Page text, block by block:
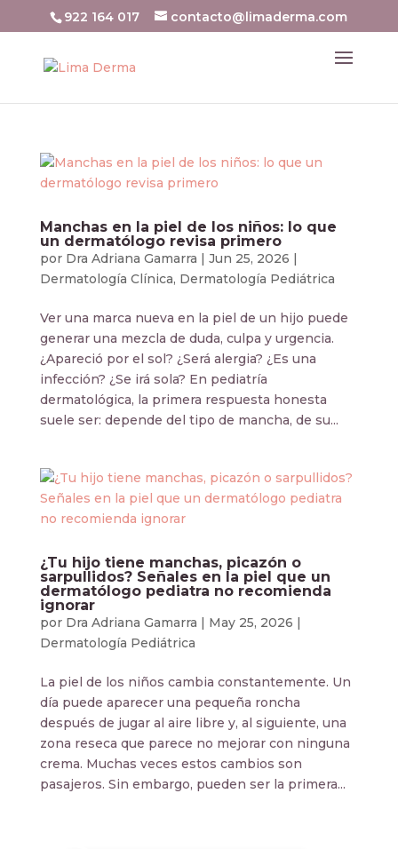
922 164 017 contacto@limaderma.com
Manchas en la piel de los niños: lo que
un dermatólogo revisa primero
por Dra Adriana Gamarra | Jun 25, 2026 |
Dermatología Clínica, Dermatología Pediátrica
Ver una marca nueva en la piel de un hijo puede
generar una mezcla de duda, culpa y urgencia.
¿Apareció por el sol? ¿Será alergia? ¿Es una
infección? ¿Se irá sola? En pediatría
dermatológica, la primera respuesta honesta
suele ser: depende del tipo de mancha, de su...
¿Tu hijo tiene manchas, picazón o
sarpullidos? Señales en la piel que un
dermatólogo pediatra no recomienda
ignorar
por Dra Adriana Gamarra | May 25, 2026 |
Dermatología Pediátrica
La piel de los niños cambia constantemente. Un
día puede aparecer una pequeña roncha
después de jugar al aire libre y, al siguiente, una
zona reseca que parece no mejorar con ninguna
crema. Muchas veces estos cambios son
pasajeros. Sin embargo, pueden ser la primera...